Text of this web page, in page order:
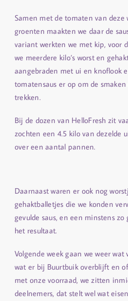
Samen met de tomaten van deze
groenten maakten we daar de
variant werkten we met kip, voor
we meerdere kilo’s worst en
aangebraden met ui en knoflook
tomatensaus er op om de
trekken.
Bij de dozen van HelloFresh zit
zochten een 4.5 kilo van dezelde
over een aantal pannen.
Daarnaast waren er ook nog
gehaktballetjes die we konden
gevulde saus, en een minstens zo
het resultaat.
Volgende week gaan we weer
wat er bij Buurtbuik overblijft en
met onze voorraad, we zitten
deelnemers, dat stelt wel wat